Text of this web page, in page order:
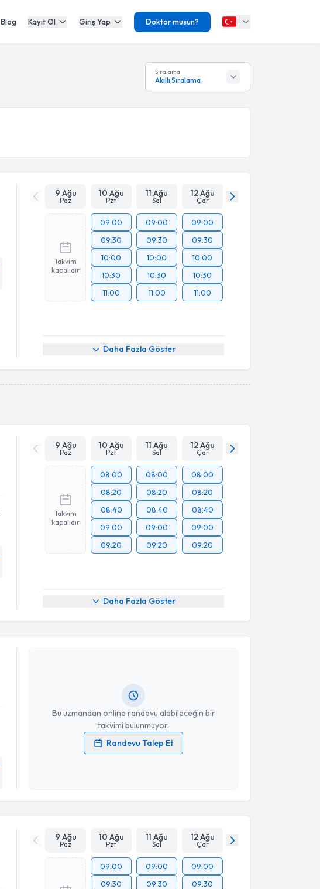
Blog Kayıt Ol Giriş Yap Doktor musun?
Sıralama
Akıllı Sıralama
9 Ağu
Paz
10 Ağu
Pzt
11 Ağu
Sal
12 Ağu
Çar
Takvim
kapalıdır
09:00
09:30
10:00
10:30
11:00
09:00
09:30
10:00
10:30
11:00
09:00
09:30
10:00
10:30
11:00
Daha Fazla Göster
9 Ağu
Paz
10 Ağu
Pzt
11 Ağu
Sal
12 Ağu
Çar
Takvim
kapalıdır
08:00
08:20
08:40
09:00
09:20
08:00
08:20
08:40
09:00
09:20
08:00
08:20
08:40
09:00
09:20
Daha Fazla Göster
Bu uzmandan online randevu alabileceğin bir
takvimi bulunmuyor.
Randevu Talep Et
Randevu Takvimi Talebi
Doç. Dr. Abdulcabbar Kartal
Kişisel verilerimin işlenmesine ilişkinAydınlatma Metni
Takvim Talebini Gönder
9 Ağu
Paz
10 Ağu
Pzt
11 Ağu
Sal
12 Ağu
Çar
09:00
09:30
09:00
09:30
09:00
09:30